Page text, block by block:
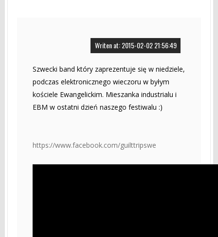
Writen at: 2015-02-02 21:56:49
Szwecki band który zaprezentuje się w niedziele,
podczas elektronicznego wieczoru w byłym
kościele Ewangelickim. Mieszanka industrialu i
EBM w ostatni dzień naszego festiwalu :)
https://www.facebook.com/guilttripswe